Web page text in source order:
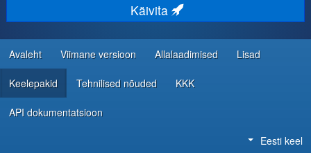
KOGUKOND JA KASUTAJATUGI
RESSURSID ARENDAJATELE
Käivita
Avaleht Viimane versioon Allalaadimised Lisad
Keelepakid Tehnilised nõuded KKK
API dokumentatsioon
Eesti keel